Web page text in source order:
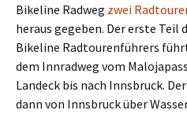
Bikeline Radweg zwei
heraus gegeben. Der erste Teil
Bikeline Radtourenführers
dem Innradweg vom
Landeck bis nach Innsbruck.
dann von Innsbruck über